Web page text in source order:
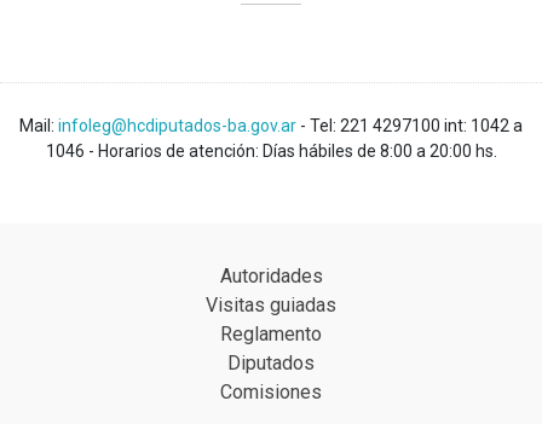
Mail: infoleg@hcdiputados-ba.gov.ar - Tel: 221 4297100 int: 1042 a
1046 - Horarios de atención: Días hábiles de 8:00 a 20:00 hs.
Autoridades
Visitas guiadas
Reglamento
Diputados
Comisiones